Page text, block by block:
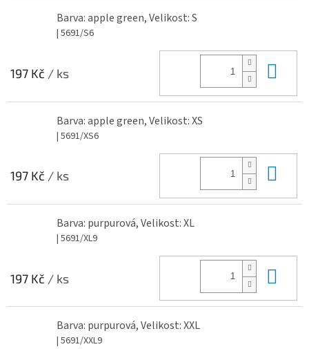
Barva: apple green, Velikost: S
| 5691/S6
197 Kč / ks
Barva: apple green, Velikost: XS
| 5691/XS6
197 Kč / ks
Barva: purpurová, Velikost: XL
| 5691/XL9
197 Kč / ks
Barva: purpurová, Velikost: XXL
| 5691/XXL9